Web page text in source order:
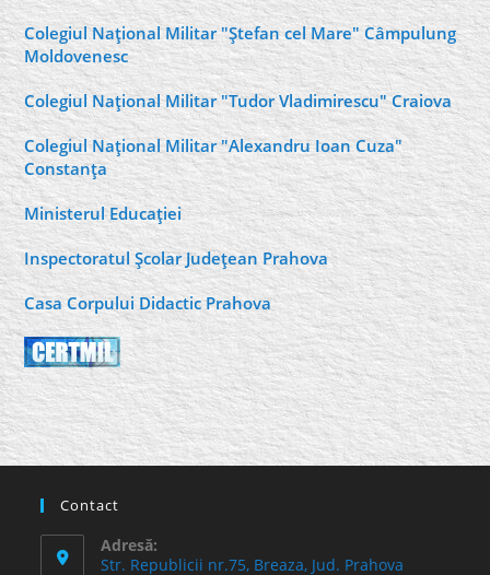
Colegiul Naţional Militar "Ştefan cel Mare" Câmpulung
Moldovenesc
Colegiul Naţional Militar "Tudor Vladimirescu" Craiova
Colegiul Naţional Militar "Alexandru Ioan Cuza"
Constanţa
Ministerul Educaţiei
Inspectoratul Şcolar Judeţean Prahova
Casa Corpului Didactic Prahova
Contact
Adresă:
Str. Republicii nr.75, Breaza, Jud. Prahova